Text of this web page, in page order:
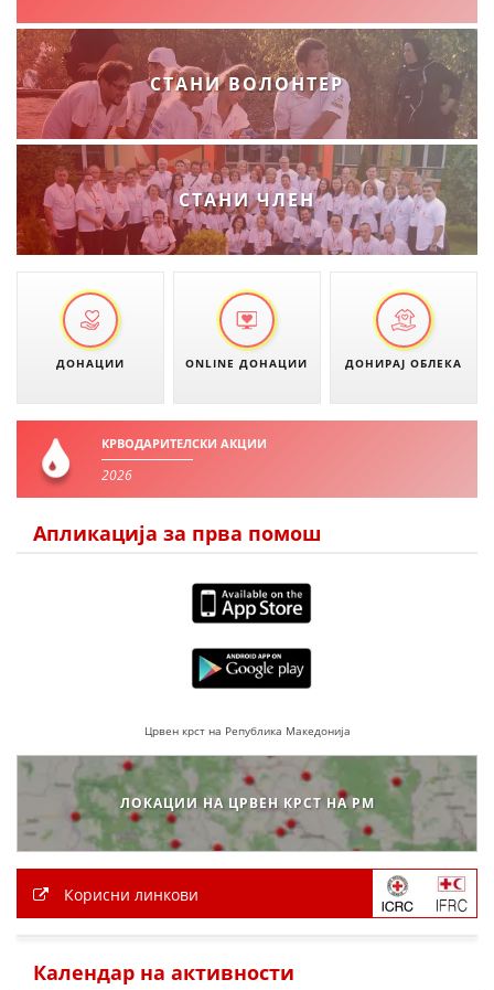
ПРИРАЧНИЦИ
СТРАТЕГИИ
ЕДУКАТИВНО ИНФОРМАТИВНИ МАТЕРИЈАЛИ
ПОСТЕРИ
ПРЕЗЕНТАЦИИ
СТАНИ ВОЛОНТЕР
СТАНИ ЧЛЕН
ДОНАЦИИ ONLINE ДОНАЦИИ ДОНИРАЈ ОБЛЕКА
КРВОДАРИТЕЛСКИ АКЦИИ
2026
Апликација за прва помош
Црвен крст на Република Македонија
ЛОКАЦИИ НА ЦРВЕН КРСТ НА РМ
Корисни линкови
Календар на активности